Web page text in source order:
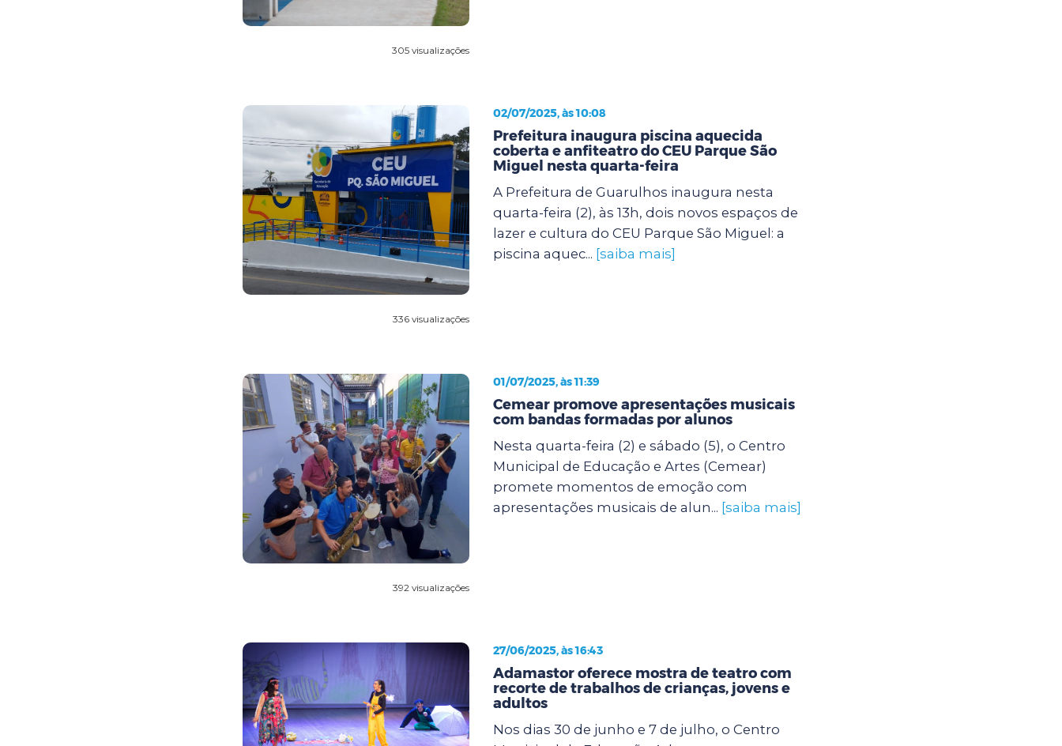
305 visualizações
336 visualizações
02/07/2025, às 10:08
Prefeitura inaugura piscina aquecida
coberta e anfiteatro do CEU Parque São
Miguel nesta quarta-feira
A Prefeitura de Guarulhos inaugura nesta
quarta-feira (2), às 13h, dois novos espaços de
lazer e cultura do CEU Parque São Miguel: a
piscina aquec... [saiba mais]
392 visualizações
01/07/2025, às 11:39
Cemear promove apresentações musicais
com bandas formadas por alunos
Nesta quarta-feira (2) e sábado (5), o Centro
Municipal de Educação e Artes (Cemear)
promete momentos de emoção com
apresentações musicais de alun... [saiba mais]
27/06/2025, às 16:43
Adamastor oferece mostra de teatro com
recorte de trabalhos de crianças, jovens e
adultos
Nos dias 30 de junho e 7 de julho, o Centro